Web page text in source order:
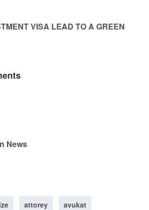
VISA LEAD TO A GREEN
News
attorey avukat